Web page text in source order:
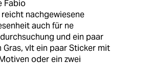
Fabio
reicht nachgewiesene
auch für ne
und ein paar
Gras, vlt ein paar Sticker mit
oder ein zwei